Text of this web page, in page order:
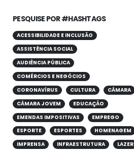
PESQUISE POR #HASHTAGS
ACESSIBILIDADE E INCLUSÃO
ASSISTÊNCIA SOCIAL
AUDIÊNCIA PÚBLICA
COMÉRCIOS E NEGÓCIOS
CORONAVÍRUS
CULTURA
CÂMARA
CÂMARA JOVEM
EDUCAÇÃO
EMENDAS IMPOSITIVAS
EMPREGO
ESPORTE
ESPORTES
HOMENAGEM
IMPRENSA
INFRAESTRUTURA
LAZER